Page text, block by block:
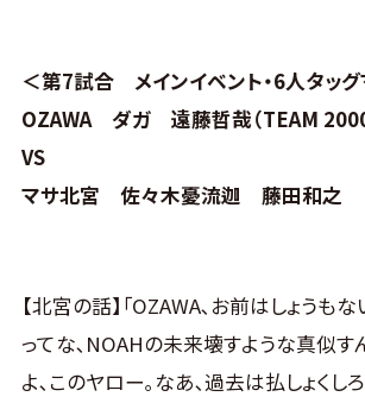
(HAYATAに)ねえ? 以上! よっしゃ3月22
楽しみにしとけ!｣
▼YO-HEY｢誰なん?って､だから｡いや､お
▼HAYATA｢内緒｣
【菊池の話】｢おい､タダスケ､オラ! なん